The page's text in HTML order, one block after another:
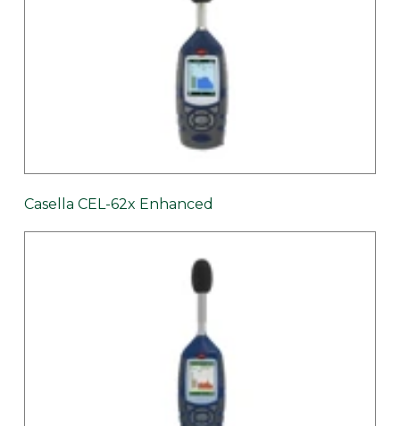
Casella CEL-62x Enhanced